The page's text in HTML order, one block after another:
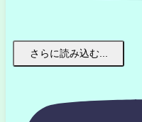
さらに読み込む...